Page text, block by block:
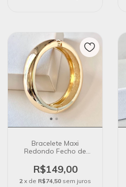
Bracelete Maxi
Redondo Fecho de
R$149,00
2 x de R$74,50 sem juros